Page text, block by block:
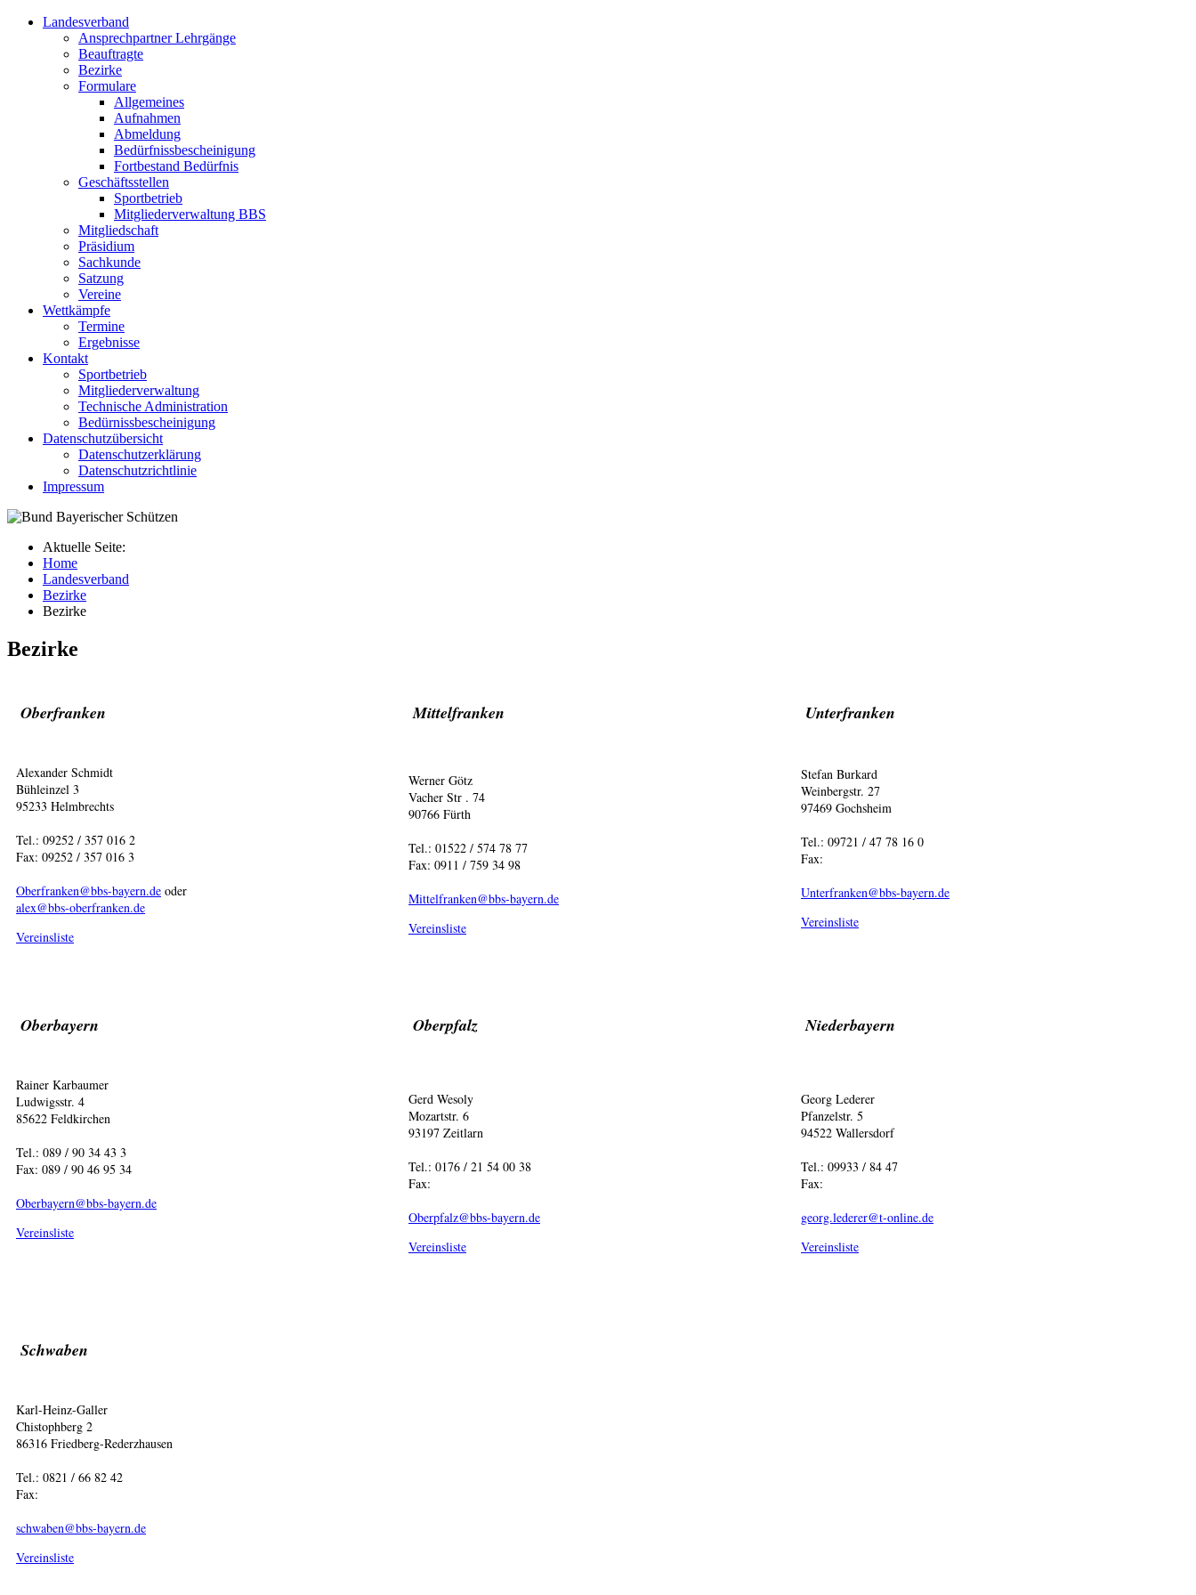
Landesverband
Ansprechpartner Lehrgänge
Beauftragte
Bezirke
Formulare
Allgemeines
Aufnahmen
Abmeldung
Bedürfnissbescheinigung
Fortbestand Bedürfnis
Geschäftsstellen
Sportbetrieb
Mitgliederverwaltung BBS
Mitgliedschaft
Präsidium
Sachkunde
Satzung
Vereine
Wettkämpfe
Termine
Ergebnisse
Kontakt
Sportbetrieb
Mitgliederverwaltung
Technische Administration
Bedürnissbescheinigung
Datenschutzübersicht
Datenschutzerklärung
Datenschutzrichtlinie
Impressum
Aktuelle Seite:
Home
Landesverband
Bezirke
Bezirke
Bezirke
Oberfranken Mittelfranken Unterfranken
Alexander Schmidt
Bühleinzel 3
95233 Helmbrechts
Tel.: 09252 / 357 016 2
Fax: 09252 / 357 016 3
Oberfranken@bbs-bayern.de oder
alex@bbs-oberfranken.de
Vereinsliste
Werner Götz
Vacher Str . 74
90766 Fürth
Tel.: 01522 / 574 78 77
Fax: 0911 / 759 34 98
Mittelfranken@bbs-bayern.de
Vereinsliste
Stefan Burkard
Weinbergstr. 27
97469 Gochsheim
Tel.: 09721 / 47 78 16 0
Fax:
Unterfranken@bbs-bayern.de
Vereinsliste
Oberbayern Oberpfalz Niederbayern
Rainer Karbaumer
Ludwigsstr. 4
85622 Feldkirchen
Tel.: 089 / 90 34 43 3
Fax: 089 / 90 46 95 34
Oberbayern@bbs-bayern.de
Vereinsliste
Gerd Wesoly
Mozartstr. 6
93197 Zeitlarn
Tel.: 0176 / 21 54 00 38
Fax:
Oberpfalz@bbs-bayern.de
Vereinsliste
Georg Lederer
Pfanzelstr. 5
94522 Wallersdorf
Tel.: 09933 / 84 47
Fax:
georg.lederer@t-online.de
Vereinsliste
Schwaben
Karl-Heinz-Galler
Chistophberg 2
86316 Friedberg-Rederzhausen
Tel.: 0821 / 66 82 42
Fax:
schwaben@bbs-bayern.de
Vereinsliste